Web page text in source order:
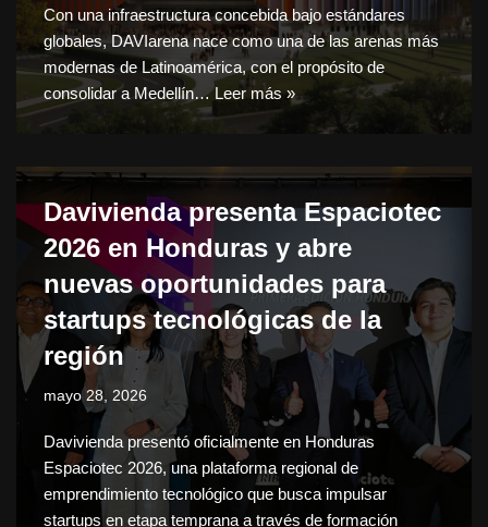
Con una infraestructura concebida bajo estándares
globales, DAVIarena nace como una de las arenas más
modernas de Latinoamérica, con el propósito de
consolidar a Medellín…Leer más »
Davivienda presenta Espaciotec
2026 en Honduras y abre
nuevas oportunidades para
startups tecnológicas de la
región
mayo 28, 2026
Davivienda presentó oficialmente en Honduras
Espaciotec 2026, una plataforma regional de
emprendimiento tecnológico que busca impulsar
startups en etapa temprana a través de formación